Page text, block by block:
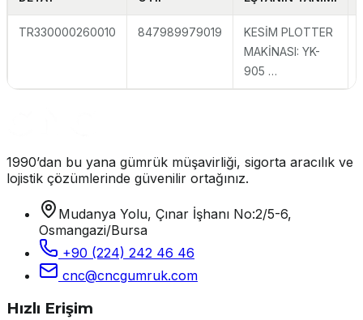
TR330000260010 847989979019
KESİM PLOTTER
MAKİNASI: YK-
905 …
1990’dan bu yana gümrük müşavirliği, sigorta aracılık ve
lojistik çözümlerinde güvenilir ortağınız.
Mudanya Yolu, Çınar İşhanı No:2/5-6,
Osmangazi/Bursa
+90 (224) 242 46 46
cnc@cncgumruk.com
Hızlı Erişim